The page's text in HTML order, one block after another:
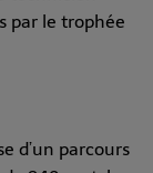
par le trophée
d’un parcours